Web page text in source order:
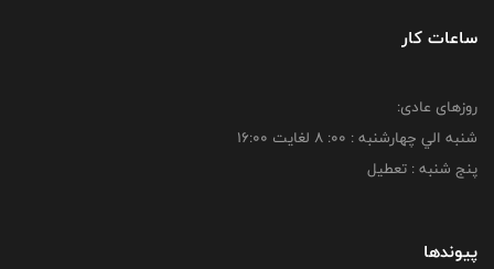
ساعات کار
روزهای عادی:
شنبه الي چهارشنبه : 00: 8 لغايت 16:00
پنج شنبه : تعطیل
پیوندها